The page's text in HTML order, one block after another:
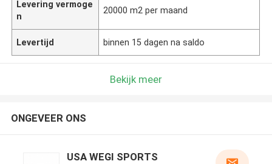
Levering vermoge
n
20000 m2 per maand
Levertijd binnen 15 dagen na saldo
Bekijk meer
ONGEVEER ONS
USA WEGI SPORTS